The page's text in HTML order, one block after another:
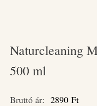
Naturcleaning
500 ml
Bruttó ár: 2890 Ft